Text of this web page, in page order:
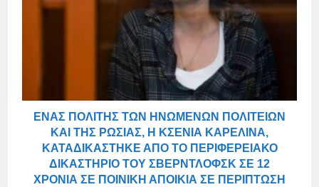
ΈΝΑΣ ΠΟΛΊΤΗΣ ΤΩΝ ΗΝΩΜΈΝΩΝ ΠΟΛΙΤΕΙΏΝ
ΚΑΙ ΤΗΣ ΡΩΣΊΑΣ, Η ΚΣΈΝΙΑ ΚΑΡΕΛΊΝΑ,
ΚΑΤΑΔΙΚΆΣΤΗΚΕ ΑΠΌ ΤΟ ΠΕΡΙΦΕΡΕΙΑΚΌ
ΔΙΚΑΣΤΉΡΙΟ ΤΟΥ ΣΒΕΡΝΤΛΌΦΣΚ ΣΕ 12
ΧΡΌΝΙΑ ΣΕ ΠΟΙΝΙΚΉ ΑΠΟΙΚΊΑ ΣΕ ΠΕΡΊΠΤΩΣΗ